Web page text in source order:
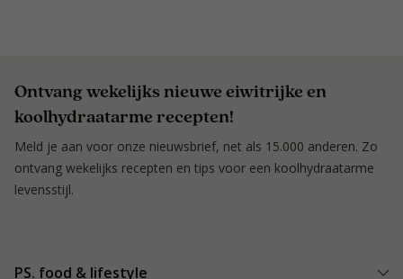
Ontvang wekelijks nieuwe eiwitrijke en
koolhydraatarme recepten!
Meld je aan voor onze nieuwsbrief, net als 15.000 anderen. Zo
ontvang wekelijks recepten en tips voor een koolhydraatarme
levensstijl.
PS. food & lifestyle